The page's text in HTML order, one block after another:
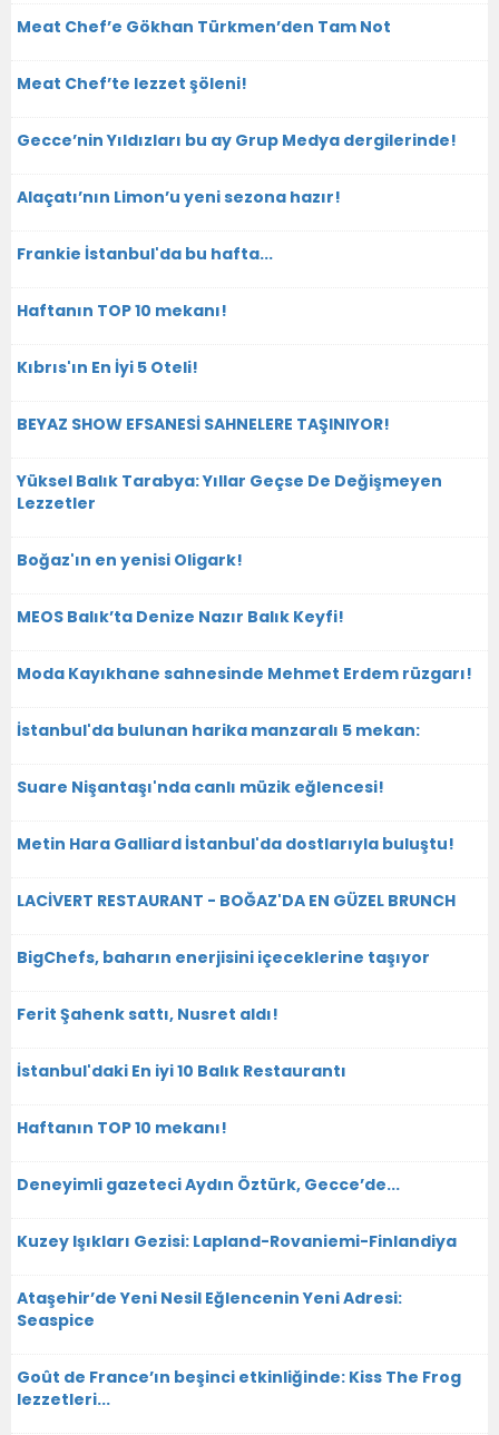
Meat Chef’e Gökhan Türkmen’den Tam Not
Meat Chef’te lezzet şöleni!
Gecce’nin Yıldızları bu ay Grup Medya dergilerinde!
Alaçatı’nın Limon’u yeni sezona hazır!
Frankie İstanbul'da bu hafta...
Haftanın TOP 10 mekanı!
Kıbrıs'ın En İyi 5 Oteli!
BEYAZ SHOW EFSANESİ SAHNELERE TAŞINIYOR!
Yüksel Balık Tarabya: Yıllar Geçse De Değişmeyen
Lezzetler
Boğaz'ın en yenisi Oligark!
MEOS Balık’ta Denize Nazır Balık Keyfi!
Moda Kayıkhane sahnesinde Mehmet Erdem rüzgarı!
İstanbul'da bulunan harika manzaralı 5 mekan:
Suare Nişantaşı'nda canlı müzik eğlencesi!
Metin Hara Galliard İstanbul'da dostlarıyla buluştu!
LACİVERT RESTAURANT - BOĞAZ'DA EN GÜZEL BRUNCH
BigChefs, baharın enerjisini içeceklerine taşıyor
Ferit Şahenk sattı, Nusret aldı!
İstanbul'daki En iyi 10 Balık Restaurantı
Haftanın TOP 10 mekanı!
Deneyimli gazeteci Aydın Öztürk, Gecce’de...
Kuzey Işıkları Gezisi: Lapland-Rovaniemi-Finlandiya
Ataşehir’de Yeni Nesil Eğlencenin Yeni Adresi:
Seaspice
Goût de France’ın beşinci etkinliğinde: Kiss The Frog
lezzetleri...